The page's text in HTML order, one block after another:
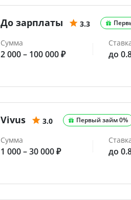
До зарплаты 3.3
Сумма
2 000 – 100 000 ₽ до
Vivus 3.0 Первый займ 0%
Сумма
1 000 – 30 000 ₽ до